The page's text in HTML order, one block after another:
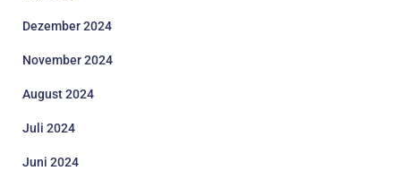
Dezember 2024
November 2024
August 2024
Juli 2024
Juni 2024